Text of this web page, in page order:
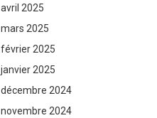
avril 2025
mars 2025
février 2025
janvier 2025
décembre 2024
novembre 2024